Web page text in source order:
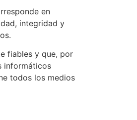
en
integridad y
fiables y que, por
informáticos
todos los medios